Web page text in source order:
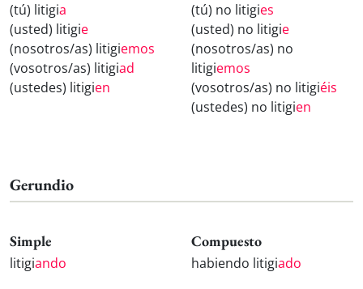
(tú) litigia
(usted) litigie
(nosotros/as) litigiemos
(vosotros/as) litigiad
(ustedes) litigien
(tú) no litigies
(usted) no litigie
(nosotros/as) no
litigiemos
(vosotros/as) no litigiéis
(ustedes) no litigien
Gerundio
Simple
litigiando
Compuesto
habiendo litigiado